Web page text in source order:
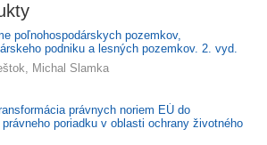
poľnohospodárskych pozemkov,
podniku a lesných pozemkov. 2. vyd.
Michal Slamka
právnych noriem EÚ do
poriadku v oblasti ochrany životného